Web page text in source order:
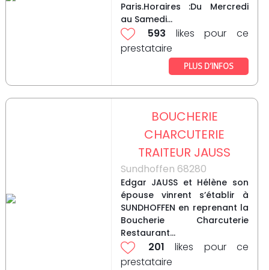
Paris.Horaires :Du Mercredi
au Samedi...
593 likes pour ce
prestataire
PLUS D’INFOS
BOUCHERIE
CHARCUTERIE
TRAITEUR JAUSS
Sundhoffen 68280
Edgar JAUSS et Hélène son
épouse vinrent s’établir à
SUNDHOFFEN en reprenant la
Boucherie Charcuterie
Restaurant...
201 likes pour ce
prestataire